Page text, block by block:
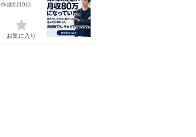
作成6月9日
お気に入り